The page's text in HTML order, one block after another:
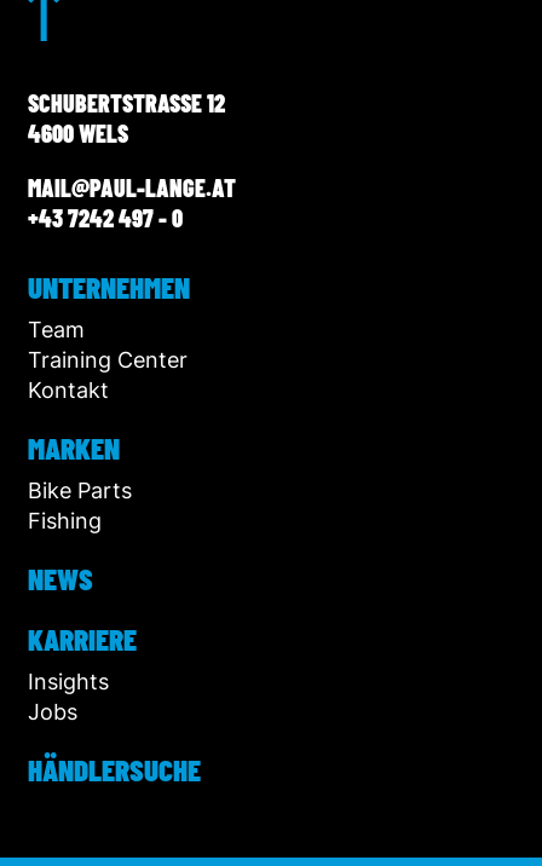
SCHUBERTSTRASSE 12
4600 WELS
MAIL@PAUL-LANGE.AT
+43 7242 497 - 0
UNTERNEHMEN
Team
Training Center
Kontakt
MARKEN
Bike Parts
Fishing
NEWS
KARRIERE
Insights
Jobs
HÄNDLERSUCHE